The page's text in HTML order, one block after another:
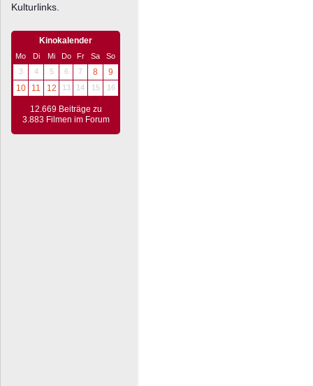
Kulturlinks.
Kinokalender
Mo Di Mi Do Fr Sa
So
3
4 5 6 7 8
9
10
11 12 13 14 15 16
12.669 Beiträge zu
3.883 Filmen im Forum